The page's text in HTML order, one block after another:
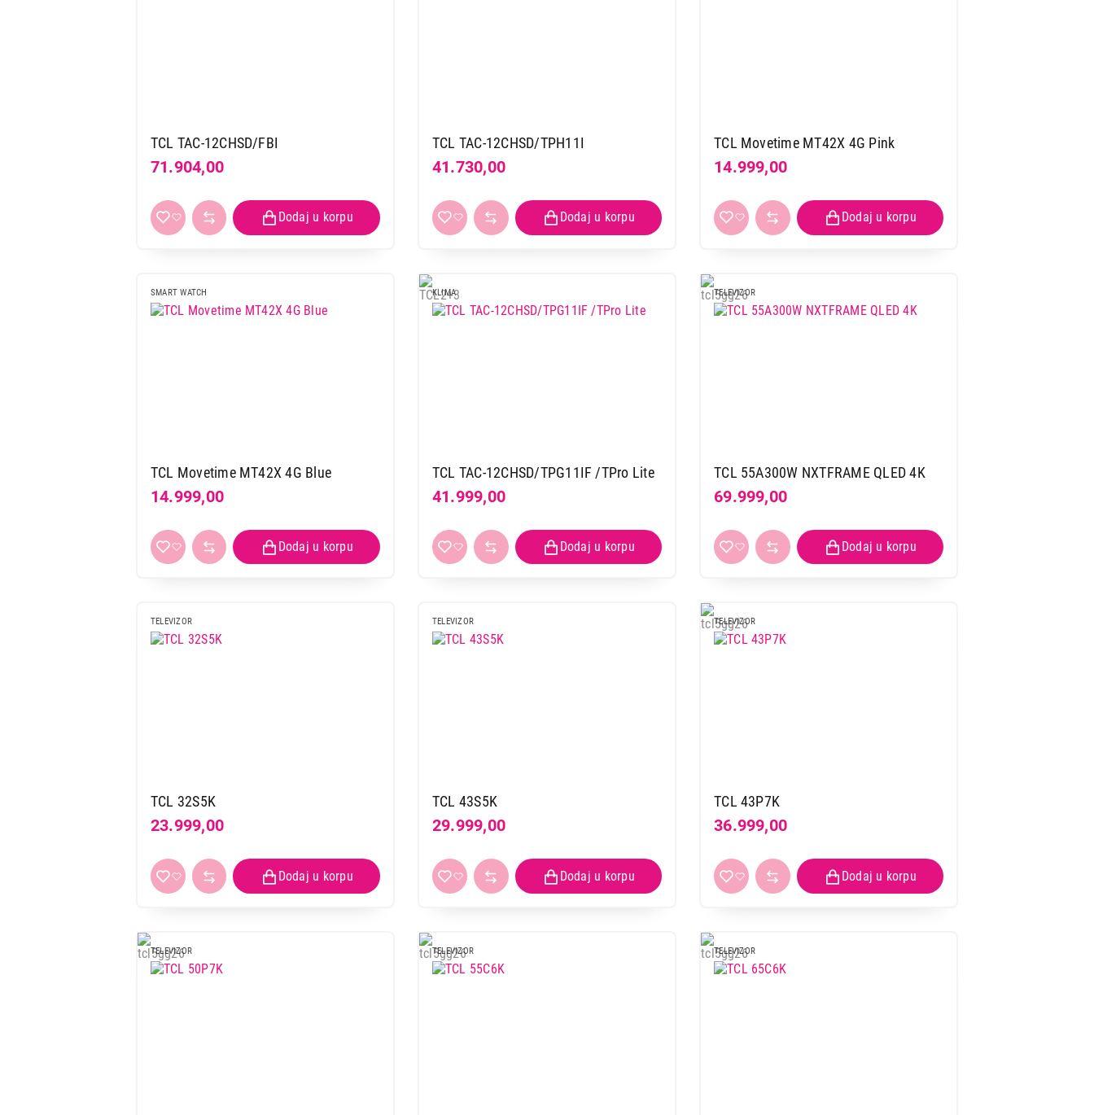
TCL TAC-12CHSD/FBI
71.904,00
TCL TAC-12CHSD/TPH11I
41.730,00
TCL Movetime MT42X 4G Pink
14.999,00
SMART WATCH
TCL Movetime MT42X 4G Blue
14.999,00
KLIMA
TCL TAC-12CHSD/TPG11IF /TPro Lite
41.999,00
TELEVIZOR
TCL 55A300W NXTFRAME QLED 4K
69.999,00
TELEVIZOR
TCL 32S5K
23.999,00
TELEVIZOR
TCL 43S5K
29.999,00
TELEVIZOR
TCL 43P7K
36.999,00
TELEVIZOR TELEVIZOR TELEVIZOR